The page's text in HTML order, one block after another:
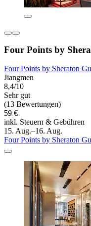
Four Points by
Four Points by Sheraton
Jiangmen
8,4/10
Sehr gut
(13 Bewertungen)
59 €
inkl. Steuern & Gebühren
15. Aug.–16. Aug.
Four Points by Sheraton